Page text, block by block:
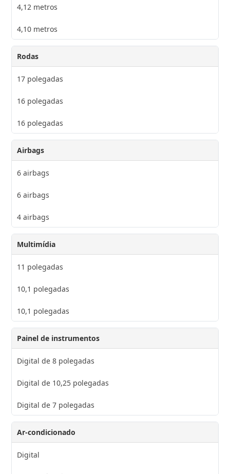
4,12 metros
4,10 metros
Rodas
17 polegadas
16 polegadas
16 polegadas
Airbags
6 airbags
6 airbags
4 airbags
Multimídia
11 polegadas
10,1 polegadas
10,1 polegadas
Painel de instrumentos
Digital de 8 polegadas
Digital de 10,25 polegadas
Digital de 7 polegadas
Ar-condicionado
Digital